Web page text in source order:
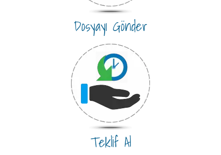
Dosyayı Gönder
Teklif Al